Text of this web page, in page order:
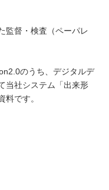
監督・検査（ペーパレ
のうち、デジタルデ
当社システム「出来形
料です。